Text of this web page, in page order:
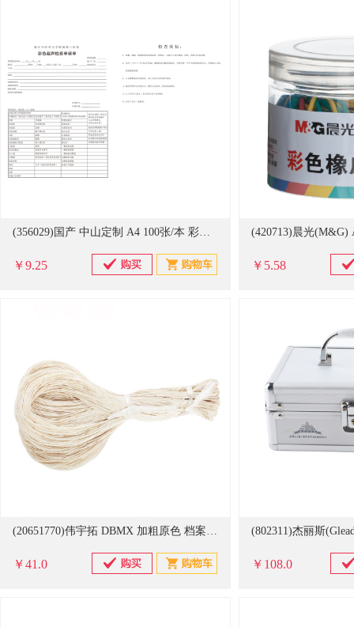
(356029)国产 中山定制 A4 100张/本 彩色超声检查申请单(单位：本)
￥9.25 ￥5.58
(20651770)伟宇拓 DBMX 加粗原色 档案专用纯棉装订线(单位：件)
￥41.0 ￥108.0